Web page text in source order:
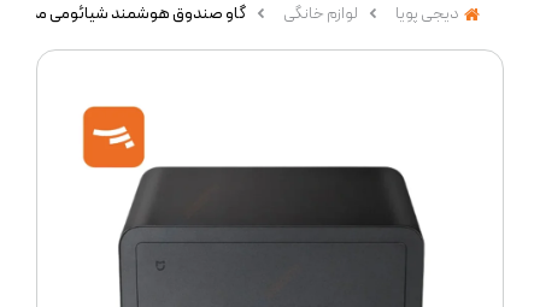
دیجی پویا لوازم خانگی گاو صندوق هوشمند شیائومی مدل Mijia Smart Safe Box BGX-5/X1-3001